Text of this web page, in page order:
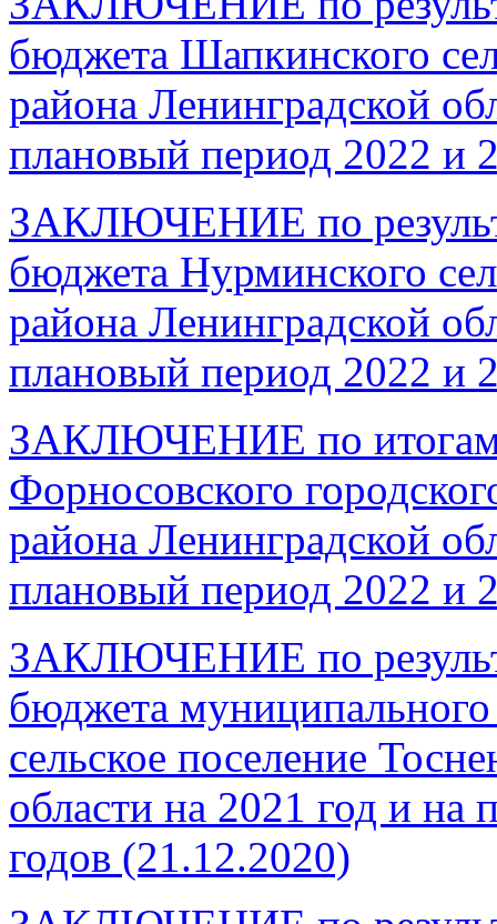
бюджета Шапкинского
района Ленинградской
плановый период 2022 и
ЗАКЛЮЧЕНИЕ по
бюджета Нурминского
района Ленинградской
плановый период 2022 и
ЗАКЛЮЧЕНИЕ по итогам
Форносовского
района Ленинградской
плановый период 2022 и
ЗАКЛЮЧЕНИЕ по
бюджета муниципального
сельское поселение
области на 2021 год и
годов (21.12.2020)